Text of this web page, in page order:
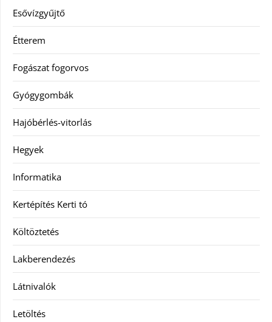
Esővízgyűjtő
Étterem
Fogászat fogorvos
Gyógygombák
Hajóbérlés-vitorlás
Hegyek
Informatika
Kertépítés Kerti tó
Költöztetés
Lakberendezés
Látnivalók
Letöltés